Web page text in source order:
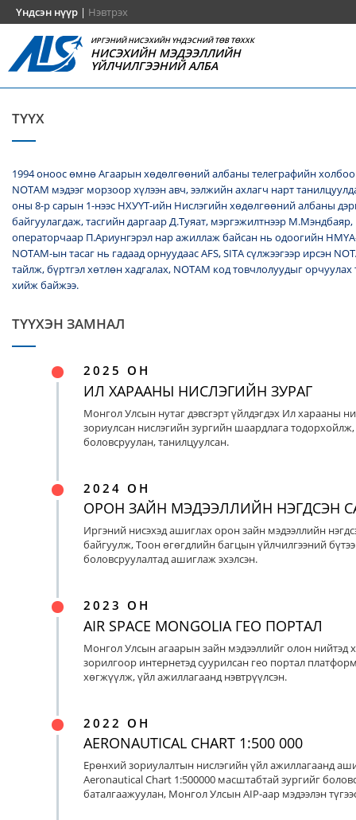
Үндсэн нүүр | Нэвтрэх
ИРГЭНИЙ НИСЭХИЙН ҮНДЭСНИЙ ТӨВ ТӨХХК
НИСЭХИЙН МЭДЭЭЛЛИЙН
ҮЙЛЧИЛГЭЭНИЙ АЛБА
ТҮҮХ
1994 оноос өмнө Агаарын хөдөлгөөний албаны телеграфийн
NОТАМ мэдээг морзоор хүлээн авч, ээлжийн ахлагч нарт
оны 8-р сарын 1-нээс НХУҮТ-ийн Нислэгийн хөдөлгөөний албаны
байгуулагдаж, тасгийн даргаар Д.Туяат, мэргэжилтнээр
операторчаар П.Ариунгэрэл нар ажиллаж байсан нь одоогийн
NOTAM-ын тасаг нь гадаад орнуудаас AFS, SITA сүлжээгээр ирсэн
тайлж, бүртгэл хөтлөн хадгалах, NОТАМ код товчлолуудыг
хийж байжээ.
ТҮҮХЭН ЗАМНАЛ
2025 ОН
ИЛ ХАРААНЫ НИСЛЭГИЙН ЗУРАГ
Монгол Улсын нутаг дэвсгэрт үйлдэгдэх Ил харааны
зориулсан нислэгийн зургийн шаардлага тодорхойлж,
боловсруулан, танилцуулсан.
2024 ОН
ОРОН ЗАЙН МЭДЭЭЛЛИЙН НЭГДСЭН
Иргэний нисэхэд ашиглах орон зайн мэдээллийн
байгуулж, Тоон өгөгдлийн багцын үйлчилгээний
боловсруулалтад ашиглаж эхэлсэн.
2023 ОН
AIR SPACE MONGOLIA ГЕО ПОРТАЛ
Монгол Улсын агаарын зайн мэдээллийг олон нийтэд
зорилгоор интернетэд суурилсан гео портал
хөгжүүлж, үйл ажиллагаанд нэвтрүүлсэн.
2022 ОН
AERONAUTICAL CHART 1:500 000
Ерөнхий зориулалтын нислэгийн үйл ажиллагаанд
Aeronautical Chart 1:500000 масштабтай зургийг
баталгаажуулан, Монгол Улсын AIP-аар мэдээлэн